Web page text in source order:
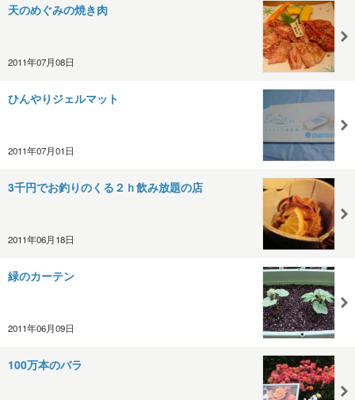
天のめぐみの焼き肉
2011年07月08日
ひんやりジェルマット
2011年07月01日
3千円でお釣りのくる２ｈ飲み放題の店
2011年06月18日
緑のカーテン
2011年06月09日
100万本のバラ